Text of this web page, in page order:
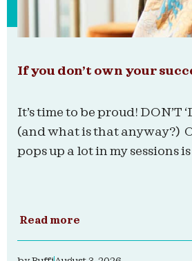
If you don’t own your
It’s time to be proud! DON’T
(and what is that anyway?)
pops up a lot in my sessions
Read more